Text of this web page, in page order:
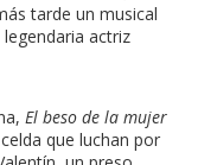
tarde un musical
actriz
El beso de la mujer
que luchan por